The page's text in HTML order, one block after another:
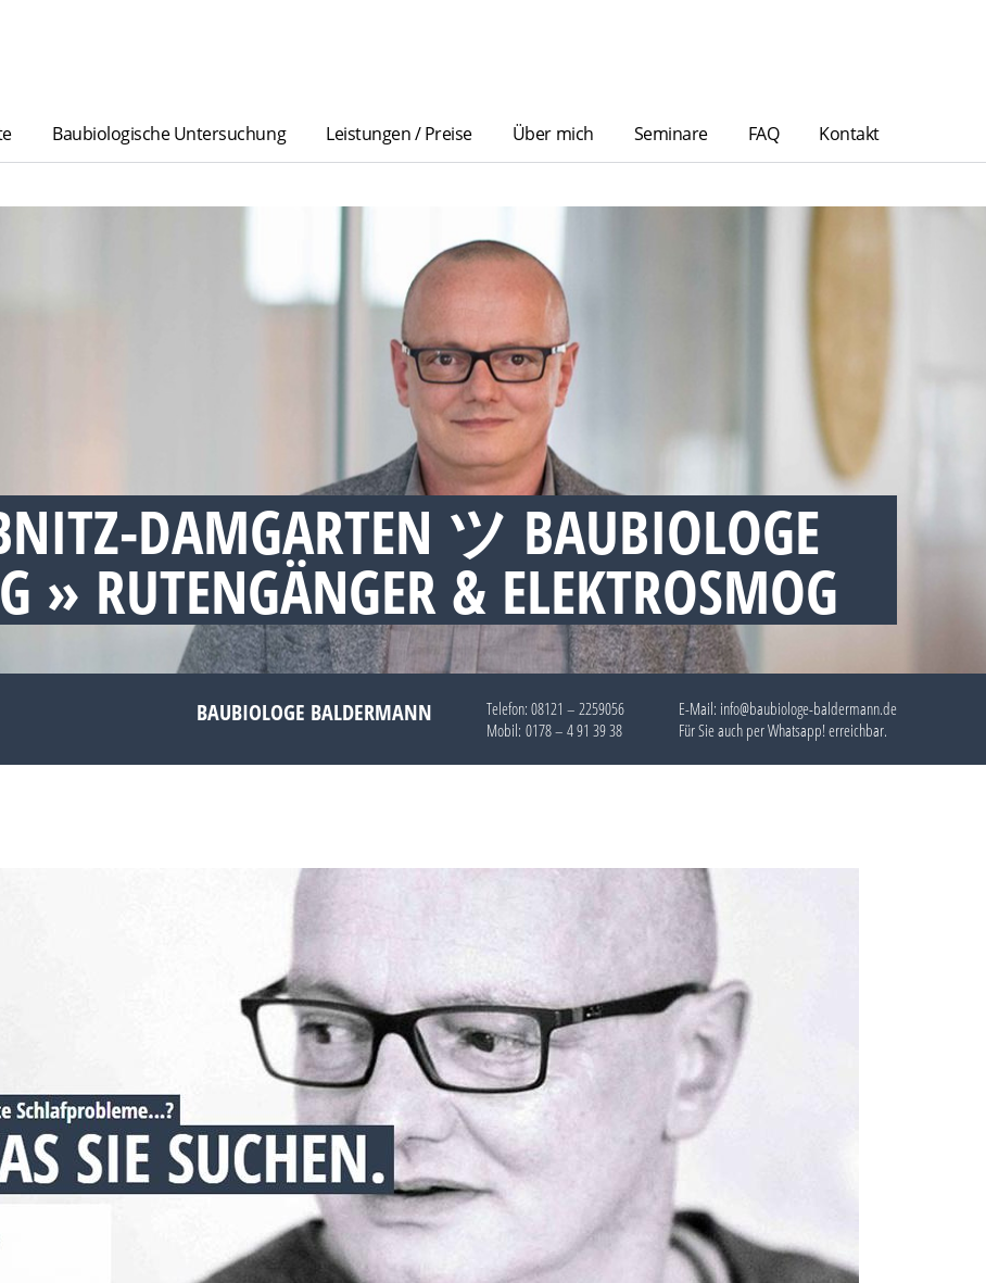
Baubiologische Untersuchung Leistungen / Preise Über mich Seminare FAQ Kontakt
DAMGARTEN ツ BAUBIOLOGE
» RUTENGÄNGER & ELEKTROSMOG
BAUBIOLOGE BALDERMANN Telefon: 08121 – 2259056
Mobil: 0178 – 4 91 39 38
E-Mail: info@baubiologe-baldermann.de
Für Sie auch perWhatsapp!erreichbar.